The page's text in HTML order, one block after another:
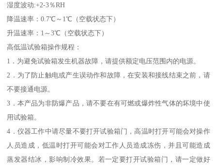
湿度波动:+2-3％RH
降温速率：0.7℃～1℃（空载状态下）
升温速率：1～3℃（空载状态下）
高低温试验箱操作规程：
1．为避免试验箱发生机器故障，请提供额定电压范围内的电源。
2．为了防止触电或产生误动作和故障，在安装和接线结束之前，请
不要接通电源。
3．本产品为非防爆产品，请不要在有可燃或爆炸性气体的坏境中使
用试验箱。
4．仪器工作中请尽量不要打开试验箱门，高温时打开可能会对操作
人员造成，低温时打开可能会对工作人员造成冻伤，并且可能造成
蒸发器结冰，影响制冷效果。若一定要打开试验箱门，请一定做好